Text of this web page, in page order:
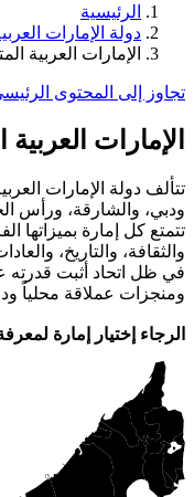
الرئيسية
دولة الإمارات
الإمارات العربية
تجاوز إلى المحتوى
الإمارات
تتألف دولة الإمارات
ودبي، والشارقة، ورأس
تتمتع كل إمارة بميزاتها
والثقافة، والتاريخ،
في ظل اتحاد أثبت قدرته
ومنجزات عملاقة محلياً
الرجاء إختيار إمارة